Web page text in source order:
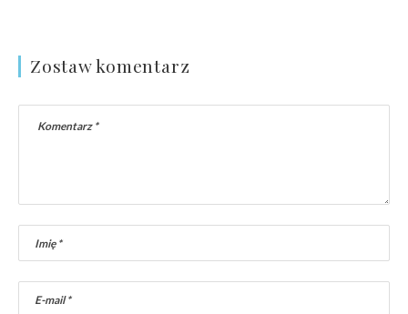
Zostaw komentarz